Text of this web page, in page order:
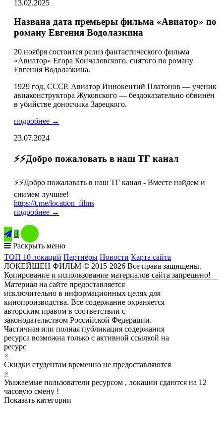
13.02.2025
Названа дата премьеры фильма «Авиатор» по
роману Евгения Водолазкина
20 ноября состоится релиз фантастического фильма
«Авиатор» Егора Кончаловского, снятого по роману
Евгения Водолазкина.
1929 год, СССР. Авиатор Иннокентий Платонов — ученик
авиаконструктора Жуковского — бездоказательно обвинён
в убийстве доносчика Зарецкого.
подробнее →
23.07.2024
⚡️⚡️Добро пожаловать в наш ТГ канал
⚡️⚡️Добро пожаловать в наш ТГ канал - Вместе найдем и
снимем лучшее!
https://t.me/location_films
подробнее →

Раскрыть меню
ТОП 10 локаций Партнёры Новости Карта сайта
ЛОКЕЙШЕН ФИЛЬМ © 2015-2026 Все права защищены.
Копирование и использование материалов сайта запрещено!
Материал на сайте предоставляется
исключительно в информационных целях для
кинопроизводства. Все содержание охраняется
авторским правом в соответствии с
законодательством Российской Федерации.
Частичная или полная публикация содержания
ресурса возможна только с активной ссылкой на
ресурс
×
Скидки студентам временно не предоставляются
×
Уважаемые пользователи ресурсом , локации сдаются на 12
часовую смену !
Показать категории